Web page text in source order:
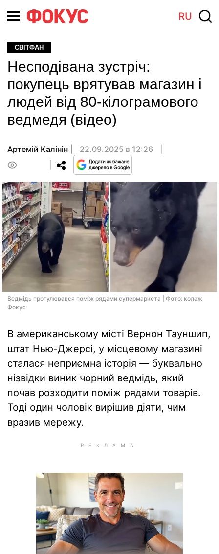
RU
СВІТФАН
Несподівана зустріч:
покупець врятував магазин і
людей від 80-кілограмового
ведмедя (відео)
Артемій Калінін
22.09.2025 в 12:26
Ведмідь прогулювався поміж рядами супермаркета | Фото: колаж
Фокус
В американському місті Вернон Тауншип,
штат Нью-Джерсі, у місцевому магазині
сталася неприємна історія — буквально
нізвідки виник чорний ведмідь, який
почав розходити поміж рядами товарів.
Тоді один чоловік вирішив діяти, чим
вразив мережу.